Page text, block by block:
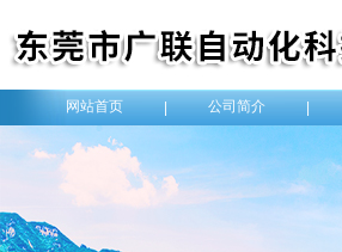
网站首页 公司简介